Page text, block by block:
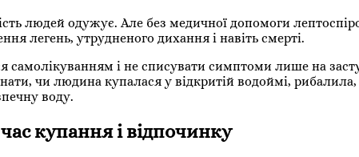
людей одужує. Але без медичної допомоги
легень, утрудненого дихання і навіть смерті.
і не списувати симптоми лише на
чи людина купалася у відкритій водоймі,
воду.
купання і відпочинку